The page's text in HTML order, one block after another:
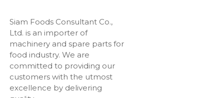
Siam Foods Consultant Co.,
Ltd. is an importer of
machinery and spare parts for
food industry. We are
committed to providing our
customers with the utmost
excellence by delivering